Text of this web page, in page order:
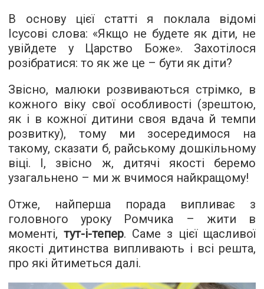
В основу цієї статті я поклала відомі
Ісусові слова: «Якщо не будете як діти, не
увійдете у Царство Боже». Захотілося
розібратися: то як же це – бути як діти?
Звісно, малюки розвиваються стрімко, в
кожного віку свої особливості (зрештою,
як і в кожної дитини своя вдача й темпи
розвитку), тому ми зосередимося на
такому, сказати б, райському дошкільному
віці. І, звісно ж, дитячі якості беремо
узагальнено – ми ж вчимося найкращому!
Отже, найперша порада випливає з
головного уроку Ромчика – жити в
моменті, тут-і-тепер. Саме з цієї щасливої
якості дитинства випливають і всі решта,
про які йтиметься далі.